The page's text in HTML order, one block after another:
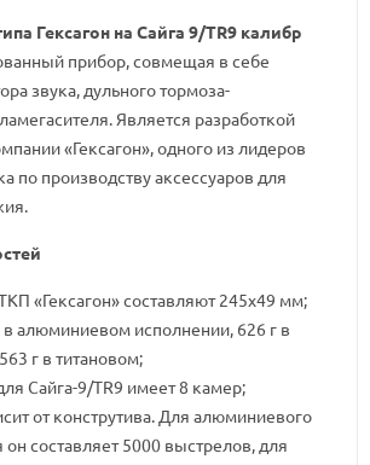
Гексагон на Сайга 9/TR9 калибр
прибор, совмещая в себе
звука, дульного тормоза-
Является разработкой
«Гексагон», одного из лидеров
по производству аксессуаров для
«Гексагон» составляют 245х49 мм;
в алюминиевом исполнении, 626 г в
г в титановом;
Сайга-9/TR9 имеет 8 камер;
от конструтива. Для алюминиевого
он составляет 5000 выстрелов, для